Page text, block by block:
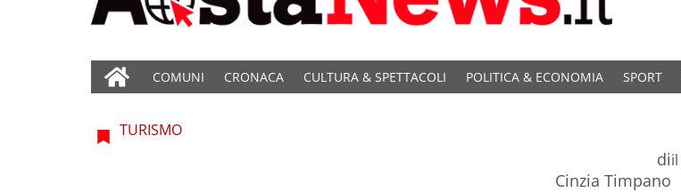
COMUNI CRONACA CULTURA & SPETTACOLI POLITICA & ECONOMIA SPORT
TURISMO
di
Cinzia Timpano
il